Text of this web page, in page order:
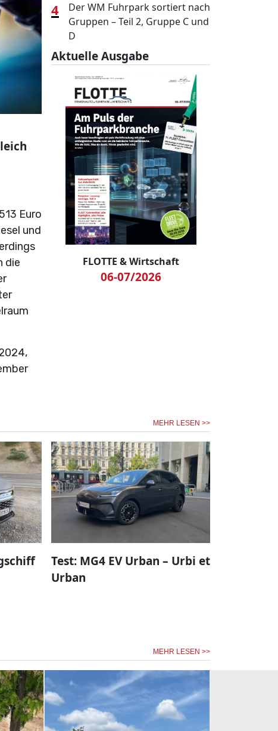
Euro
und
die
4
Der WM Fuhrpark sortiert nach
Gruppen – Teil 2, Gruppe C und
D
Aktuelle Ausgabe
FLOTTE & Wirtschaft
06-07/2026
MEHR LESEN >>
Test: MG4 EV Urban – Urbi et
Urban
MEHR LESEN >>